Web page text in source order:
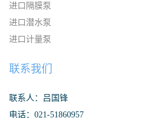
进口隔膜泵
进口潜水泵
进口计量泵
联系我们
联系人：吕国锋
电话：021-51860957